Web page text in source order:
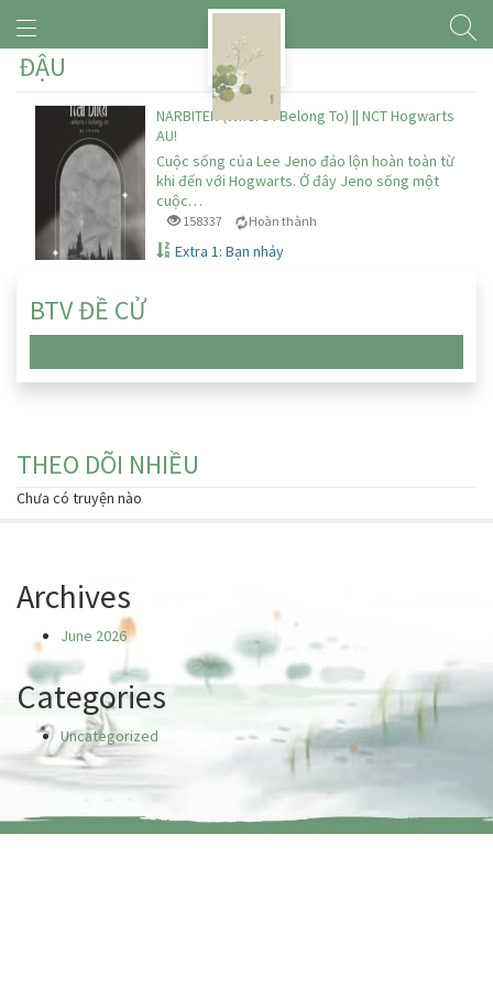
ĐẬU
NARBITER (Where I Belong To) || NCT Hogwarts
AU!
Cuộc sống của Lee Jeno đảo lộn hoàn toàn từ
khi đến với Hogwarts. Ở đây Jeno sống một
cuộc…
158337 Hoàn thành
Extra 1: Bạn nhảy
BTV ĐỀ CỬ
THEO DÕI NHIỀU
Chưa có truyện nào
Archives
June 2026
Categories
Uncategorized